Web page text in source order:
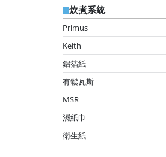
炊煮系統
Primus
Keith
鋁箔紙
有鬆瓦斯
MSR
濕紙巾
衛生紙